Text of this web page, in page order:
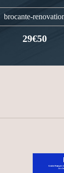
brocante-
29€50